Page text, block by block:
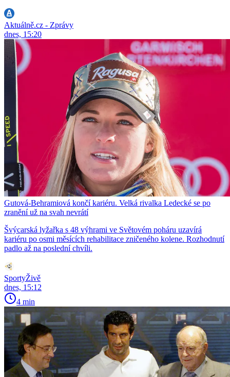
Aktuálně.cz - Zprávy
dnes, 15:20
Gutová-Behramiová končí kariéru. Velká rivalka Ledecké se po
zranění už na svah nevrátí
Švýcarská lyžařka s 48 výhrami ve Světovém poháru uzavírá
kariéru po osmi měsících rehabilitace zničeného kolene. Rozhodnutí
padlo až na poslední chvíli.
SportyŽivě
dnes, 15:12
4 min